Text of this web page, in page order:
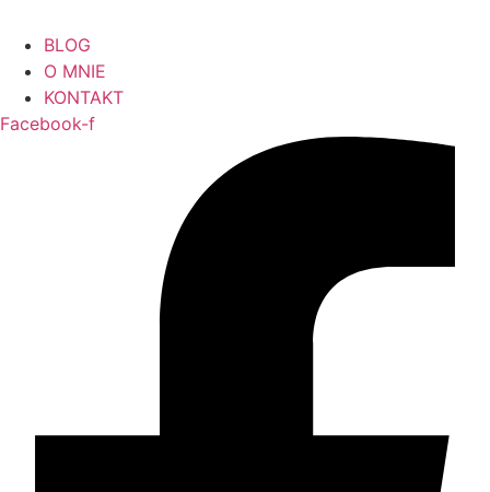
BLOG
O MNIE
KONTAKT
Facebook-f